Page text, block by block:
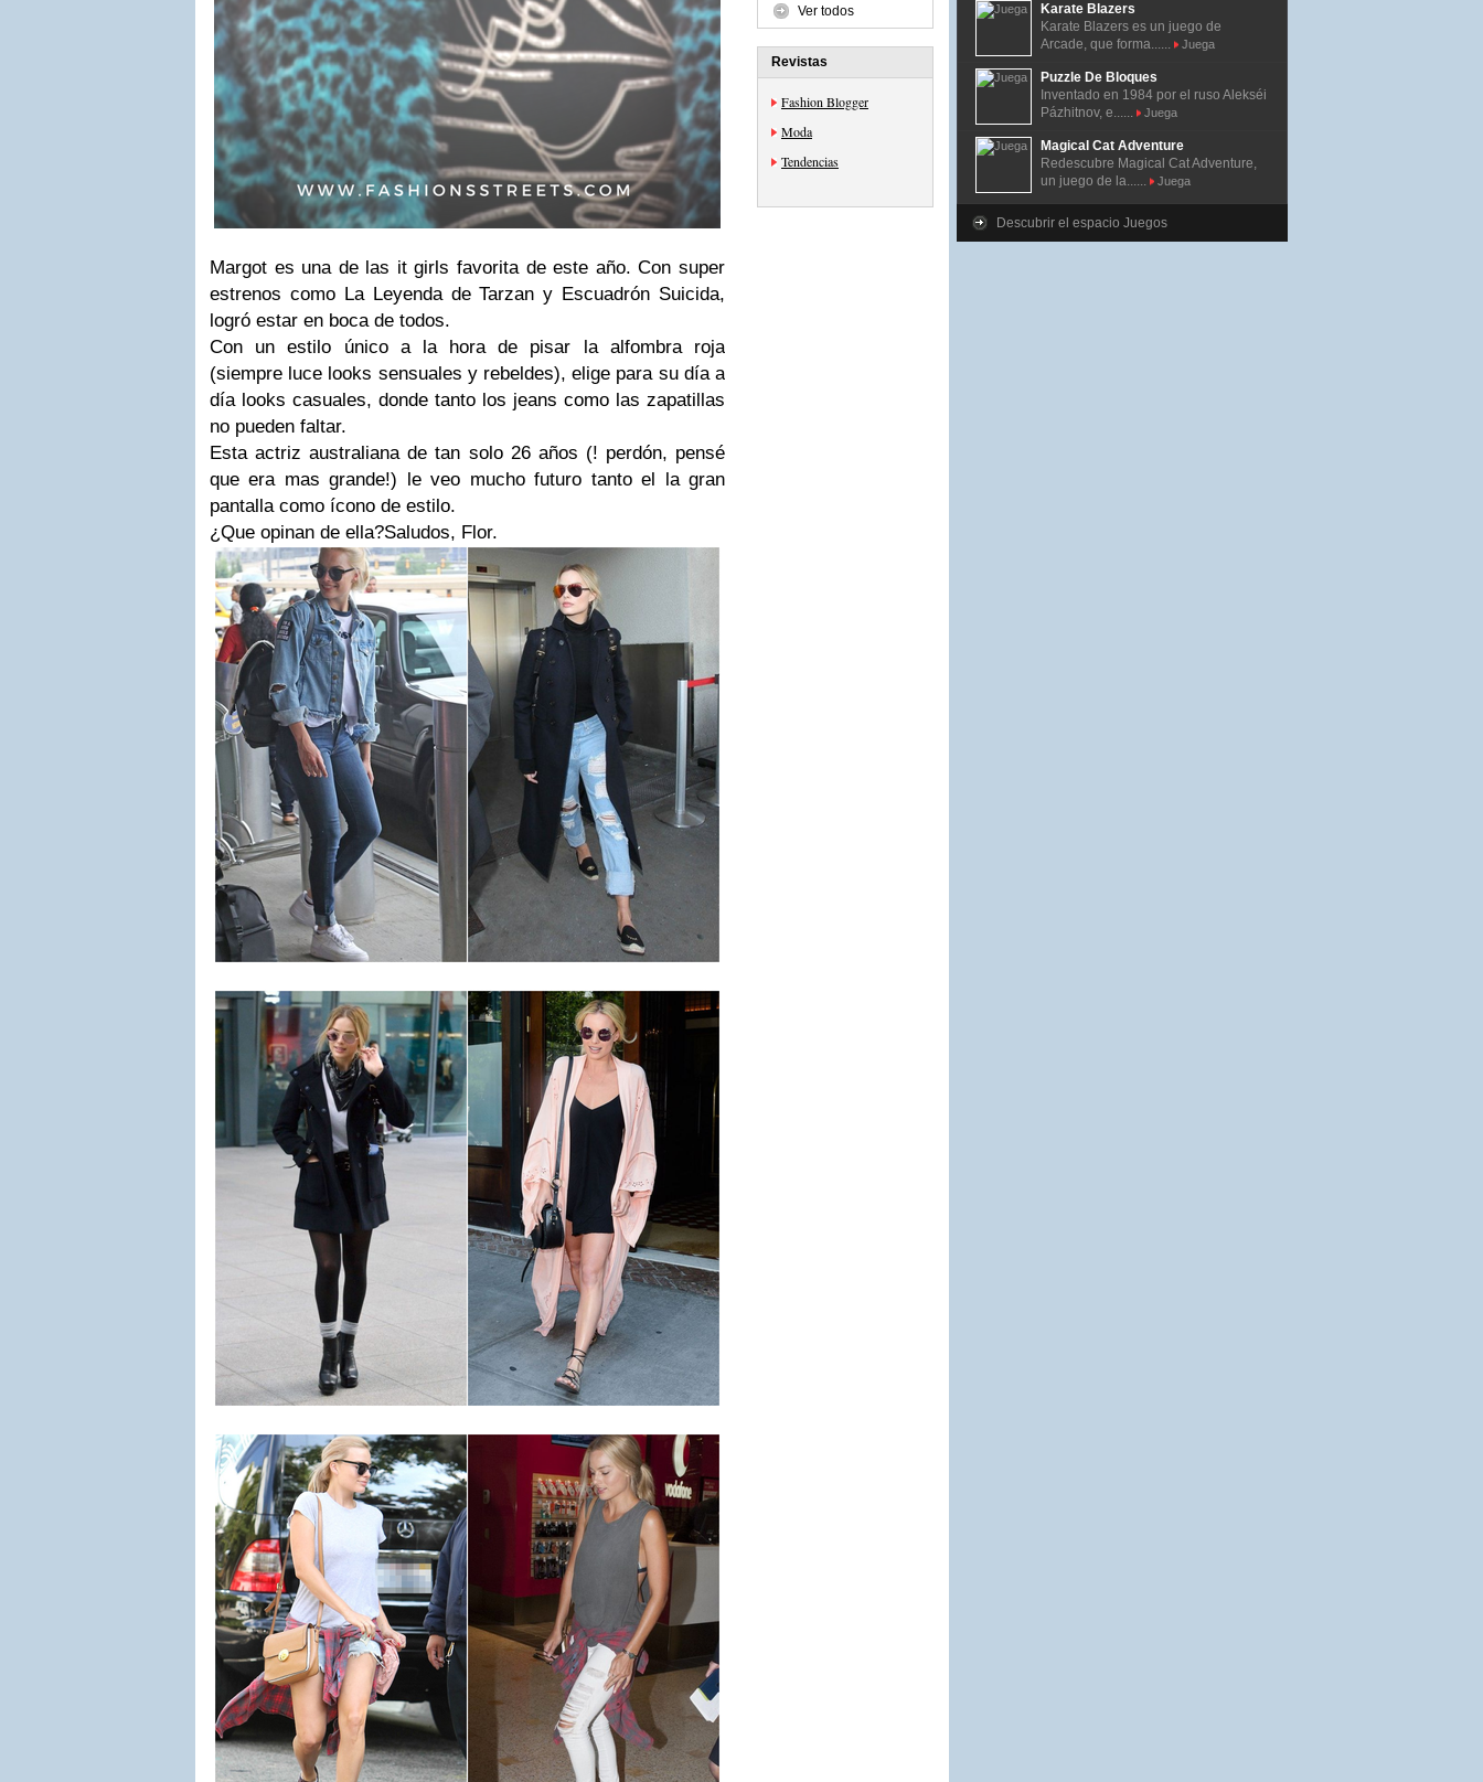
Margot es una de las it girls favorita de este año. Con super
estrenos como La Leyenda de Tarzan y Escuadrón Suicida,
logró estar en boca de todos.
Con un estilo único a la hora de pisar la alfombra roja
(siempre luce looks sensuales y rebeldes), elige para su día a
día looks casuales, donde tanto los jeans como las zapatillas
no pueden faltar.
Esta actriz australiana de tan solo 26 años (! perdón, pensé
que era mas grande!) le veo mucho futuro tanto el la gran
pantalla como ícono de estilo.
¿Que opinan de ella?Saludos, Flor.
Ver todos
Revistas
Fashion Blogger
Moda
Tendencias
Karate Blazers
Karate Blazers es un juego de
Arcade, que forma......
Juega
Puzzle De Bloques
Inventado en 1984 por el ruso Alekséi
Pázhitnov, e......
Juega
Magical Cat Adventure
Redescubre Magical Cat Adventure,
un juego de la......
Juega
Descubrir el espacio Juegos